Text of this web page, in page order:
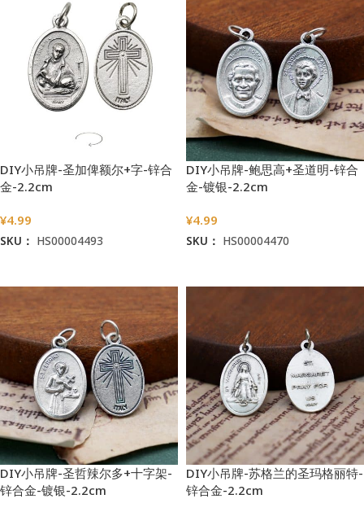
DIY小吊牌-圣加俾额尔+字-锌合
金-2.2cm
¥4.99
SKU： HS00004493
DIY小吊牌-鲍思高+圣道明-锌合
金-镀银-2.2cm
¥4.99
SKU： HS00004470
DIY小吊牌-圣哲辣尔多+十字架-
锌合金-镀银-2.2cm
DIY小吊牌-苏格兰的圣玛格丽特-
锌合金-2.2cm